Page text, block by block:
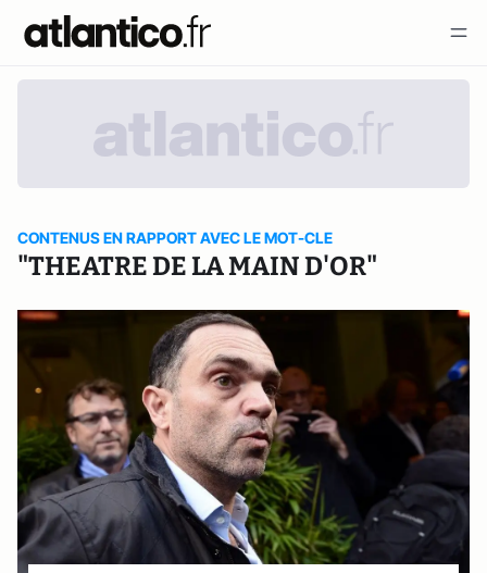
CONTENUS EN RAPPORT AVEC LE MOT-CLE
"THEATRE DE LA MAIN D'OR"